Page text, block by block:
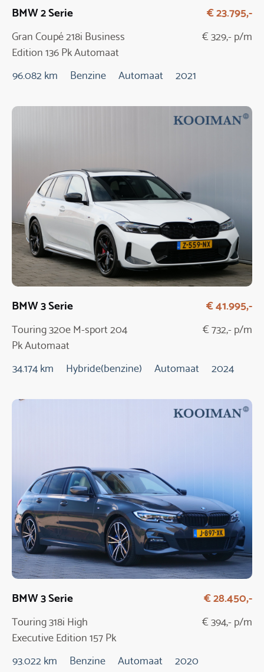
BMW 2 Serie
Gran Coupé 218i Business
Edition 136 Pk Automaat
€ 23.795,-
€ 329,- p/m
96.082 km Benzine Automaat 2021
BMW 3 Serie
Touring 320e M-sport 204
Pk Automaat
€ 41.995,-
€ 732,- p/m
34.174 km Hybride(benzine) Automaat 2024
BMW 3 Serie
Touring 318i High
Executive Edition 157 Pk
Automaat
€ 28.450,-
€ 394,- p/m
93.022 km Benzine Automaat 2020